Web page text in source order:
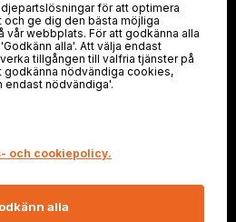
för att optimera
ge dig den bästa möjliga
vår webbplats. För att godkänna alla
alla'. Att välja endast
tillgången till valfria tjänster på
nödvändiga cookies,
endast nödvändiga'.
och cookiepolicy.
alla